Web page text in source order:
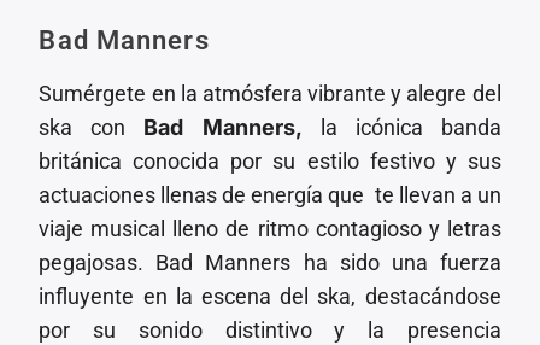
Bad Manners
Sumérgete en la atmósfera vibrante y alegre del
ska con Bad Manners, la icónica banda
británica conocida por su estilo festivo y sus
actuaciones llenas de energía que te llevan a un
viaje musical lleno de ritmo contagioso y letras
pegajosas. Bad Manners ha sido una fuerza
influyente en la escena del ska, destacándose
por su sonido distintivo y la presencia